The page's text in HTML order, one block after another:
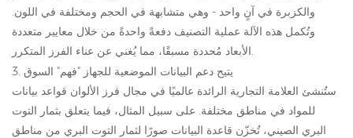
والكزبرة في آنٍ واحد - وهي متشابهة في الحجم ومختلفة في اللون.
وتُكمل هذه الآلة عملية التصنيف دفعةً واحدةً من خلال معايير متعددة
الأبعاد مُحددة مسبقًا، مما يُغني عن عناء الفرز المتكرر.
3. يتيح دعم البيانات الموضعية للجهاز "فهم" السوق
ستُنشئ العلامة التجارية الرائدة عالميًا في مجال فرز الألوان قواعد بيانات
للمواد في مناطق مختلفة. على سبيل المثال، فيما يتعلق بثمار التوت
البري الصيني، تُخزّن قاعدة البيانات صورًا لثمار التوت البري من مناطق